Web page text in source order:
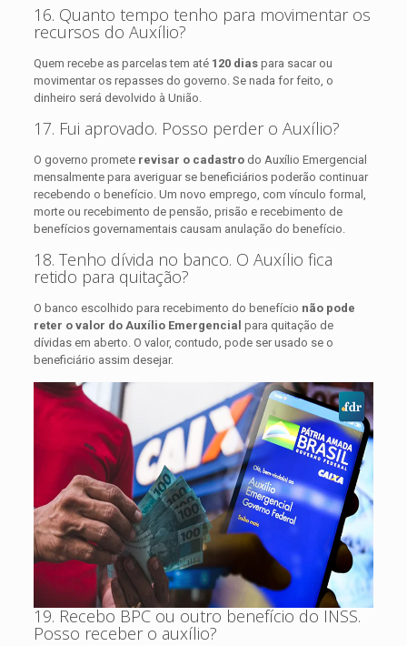
16. Quanto tempo tenho para movimentar os
recursos do Auxílio?
Quem recebe as parcelas tem até 120 diaspara sacar ou
movimentar os repasses do governo. Se nada for feito, o
dinheiro será devolvido à União.
17. Fui aprovado. Posso perder o Auxílio?
O governo promete revisar o cadastrodo Auxílio Emergencial
mensalmente para averiguar se beneficiários poderão continuar
recebendo o benefício. Um novo emprego, com vínculo formal,
morte ou recebimento de pensão, prisão e recebimento de
benefícios governamentais causam anulação do benefício.
18. Tenho dívida no banco. O Auxílio fica
retido para quitação?
O banco escolhido para recebimento do benefício não pode
reter o valor do Auxílio Emergencial para quitação de
dívidas em aberto. O valor, contudo, pode ser usado se o
beneficiário assim desejar.
19. Recebo BPC ou outro benefício do INSS.
Posso receber o auxílio?